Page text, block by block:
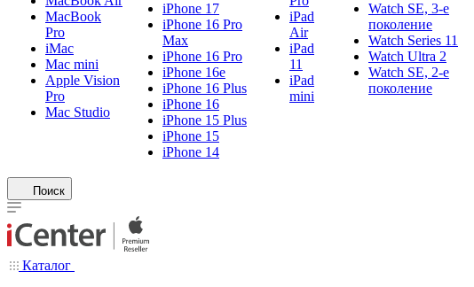
MacBook
Pro
iMac
Mac mini
Apple Vision
Pro
Mac Studio
iPhone 17
iPhone 16 Pro
Max
iPhone 16 Pro
iPhone 16e
iPhone 16 Plus
iPhone 16
iPhone 15 Plus
iPhone 15
iPhone 14
iPad
Air
iPad
11
iPad
mini
Watch SE, 3-е
поколение
Watch Series 11
Watch Ultra 2
Watch SE, 2-е
поколение
Поиск
Каталог